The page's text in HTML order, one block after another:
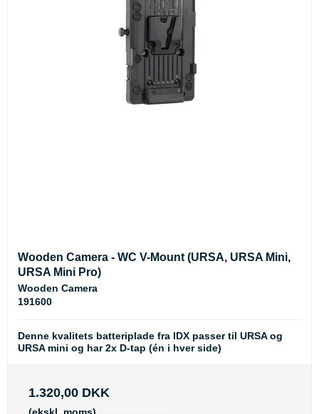
Wooden Camera - WC V-Mount (URSA, URSA Mini,
URSA Mini Pro)
Wooden Camera
191600
Denne kvalitets batteriplade fra IDX passer til URSA og
URSA mini og har 2x D-tap (én i hver side)
1.320,00 DKK